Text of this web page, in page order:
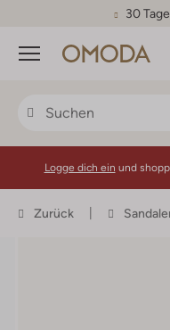
30
Menü
Logge dich ein und
Zurück